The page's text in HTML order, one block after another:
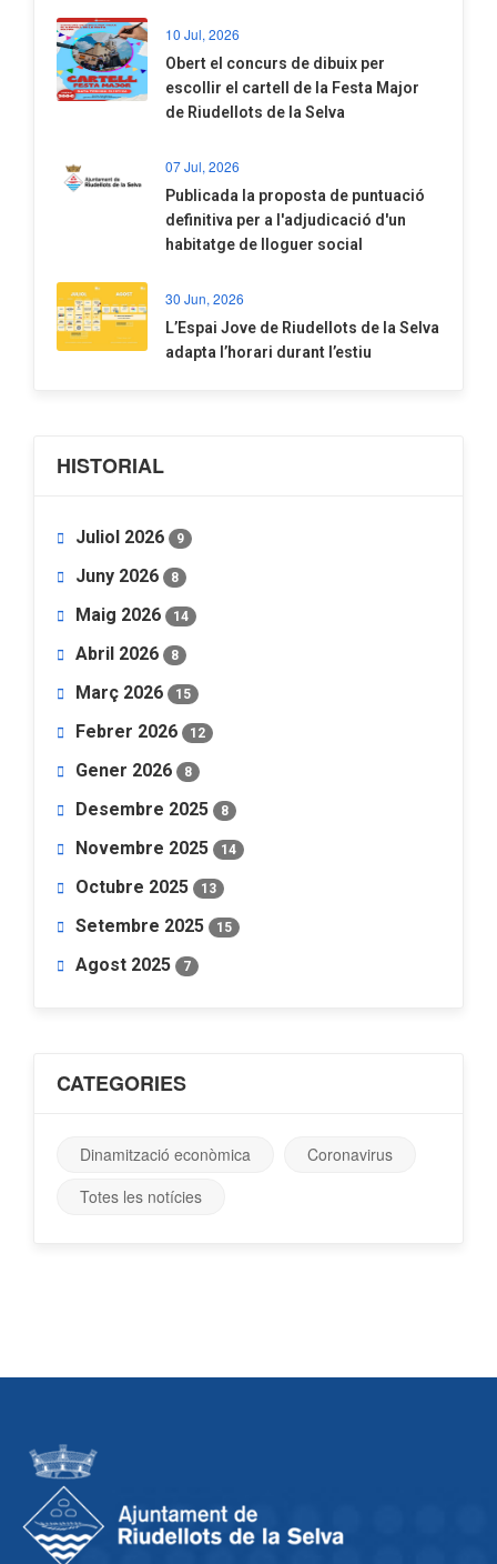
10 Jul, 2026
​Obert el concurs de dibuix per
escollir el cartell de la Festa Major
de Riudellots de la Selva
07 Jul, 2026
​Publicada la proposta de puntuació
definitiva per a l'adjudicació d'un
habitatge de lloguer social
30 Jun, 2026
​L’Espai Jove de Riudellots de la Selva
adapta l’horari durant l’estiu
HISTORIAL
Juliol 2026 9
Juny 2026 8
Maig 2026 14
Abril 2026 8
Març 2026 15
Febrer 2026 12
Gener 2026 8
Desembre 2025 8
Novembre 2025 14
Octubre 2025 13
Setembre 2025 15
Agost 2025 7
CATEGORIES
Dinamització econòmica
Coronavirus
Totes les notícies